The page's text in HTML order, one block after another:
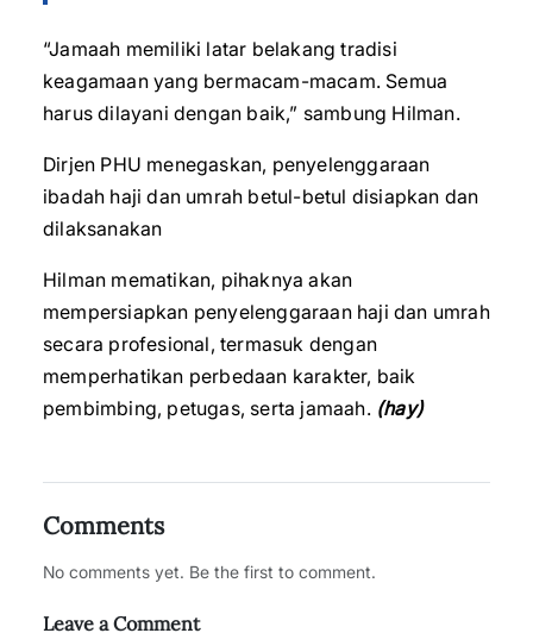
“Jamaah memiliki latar belakang tradisi
keagamaan yang bermacam-macam. Semua
harus dilayani dengan baik,” sambung Hilman.
Dirjen PHU menegaskan, penyelenggaraan
ibadah haji dan umrah betul-betul disiapkan dan
dilaksanakan
Hilman mematikan, pihaknya akan
mempersiapkan penyelenggaraan haji dan umrah
secara profesional, termasuk dengan
memperhatikan perbedaan karakter, baik
pembimbing, petugas, serta jamaah. (hay)
Comments
No comments yet. Be the first to comment.
Leave a Comment